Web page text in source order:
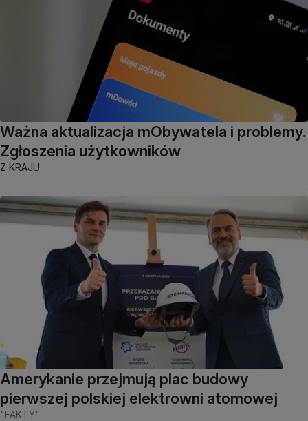
Ważna aktualizacja mObywatela i problemy.
Zgłoszenia użytkowników
Z KRAJU
Amerykanie przejmują plac budowy
pierwszej polskiej elektrowni atomowej
"FAKTY"